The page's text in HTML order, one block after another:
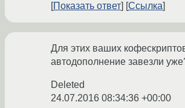
Показать ответ
Ссылка
Для этих ваших
автодополнение завезли
Deleted
24.07.2016 08:34:36 +00:00